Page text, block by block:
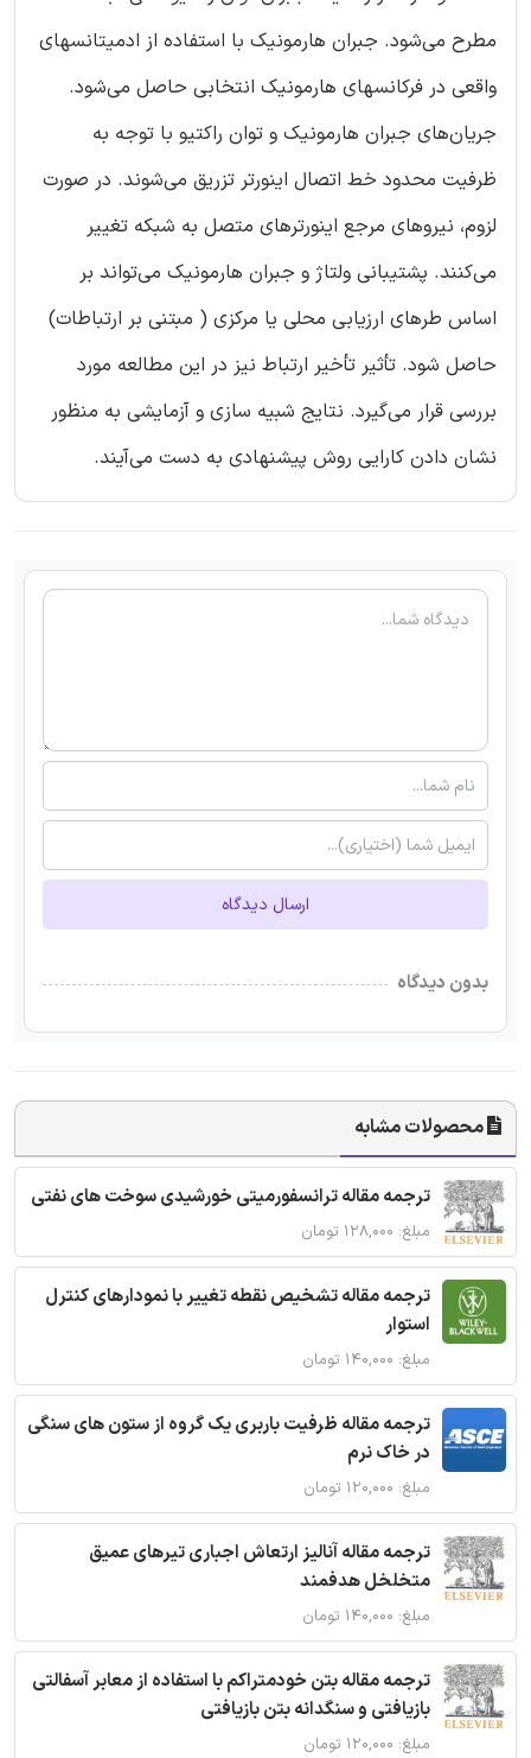
مطرح می‌شود. جبران هارمونیک با استفاده از ادمیتانسهای
واقعی در فرکانسهای هارمونیک انتخابی حاصل می‌شود.
جریان‌های جبران هارمونیک و توان راکتیو با توجه به
ظرفیت محدود خط اتصال اینورتر تزریق می‌شوند. در صورت
لزوم، نیروهای مرجع اینورترهای متصل به شبکه تغییر
می‌کنند. پشتیبانی ولتاژ و جبران هارمونیک می‌تواند بر
اساس طرهای ارزیابی محلی یا مرکزی ( مبتنی بر ارتباطات)
حاصل شود. تأثیر تأخیر ارتباط نیز در این مطالعه مورد
بررسی قرار می‌گیرد. نتایج شبیه سازی و آزمایشی به منظور
نشان دادن کارایی روش پیشنهادی به دست می‌آیند.
ارسال دیدگاه
بدون دیدگاه
محصولات مشابه
ترجمه مقاله ترانسفورمیتی خورشیدی سوخت های نفتی
مبلغ: ۱۲۸,۰۰۰ تومان
ترجمه مقاله تشخیص نقطه تغییر با نمودارهای کنترل
استوار
مبلغ: ۱۴۰,۰۰۰ تومان
ترجمه مقاله ظرفیت باربری یک گروه از ستون های سنگی
در خاک نرم
مبلغ: ۱۲۰,۰۰۰ تومان
ترجمه مقاله آنالیز ارتعاش اجباری تیرهای عمیق
متخلخل هدفمند
مبلغ: ۱۴۰,۰۰۰ تومان
ترجمه مقاله بتن خودمتراکم با استفاده از معابر آسفالتی
بازیافتی و سنگدانه بتن بازیافتی
مبلغ: ۱۲۰,۰۰۰ تومان